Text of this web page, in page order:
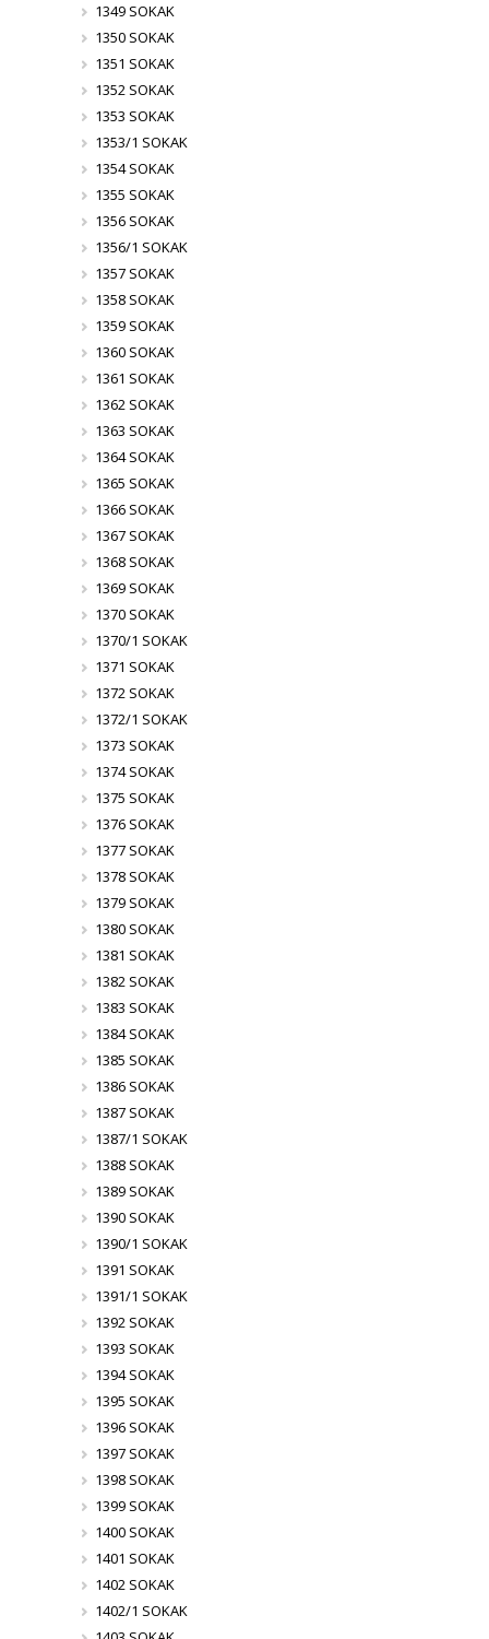
1349 SOKAK
1350 SOKAK
1351 SOKAK
1352 SOKAK
1353 SOKAK
1353/1 SOKAK
1354 SOKAK
1355 SOKAK
1356 SOKAK
1356/1 SOKAK
1357 SOKAK
1358 SOKAK
1359 SOKAK
1360 SOKAK
1361 SOKAK
1362 SOKAK
1363 SOKAK
1364 SOKAK
1365 SOKAK
1366 SOKAK
1367 SOKAK
1368 SOKAK
1369 SOKAK
1370 SOKAK
1370/1 SOKAK
1371 SOKAK
1372 SOKAK
1372/1 SOKAK
1373 SOKAK
1374 SOKAK
1375 SOKAK
1376 SOKAK
1377 SOKAK
1378 SOKAK
1379 SOKAK
1380 SOKAK
1381 SOKAK
1382 SOKAK
1383 SOKAK
1384 SOKAK
1385 SOKAK
1386 SOKAK
1387 SOKAK
1387/1 SOKAK
1388 SOKAK
1389 SOKAK
1390 SOKAK
1390/1 SOKAK
1391 SOKAK
1391/1 SOKAK
1392 SOKAK
1393 SOKAK
1394 SOKAK
1395 SOKAK
1396 SOKAK
1397 SOKAK
1398 SOKAK
1399 SOKAK
1400 SOKAK
1401 SOKAK
1402 SOKAK
1402/1 SOKAK